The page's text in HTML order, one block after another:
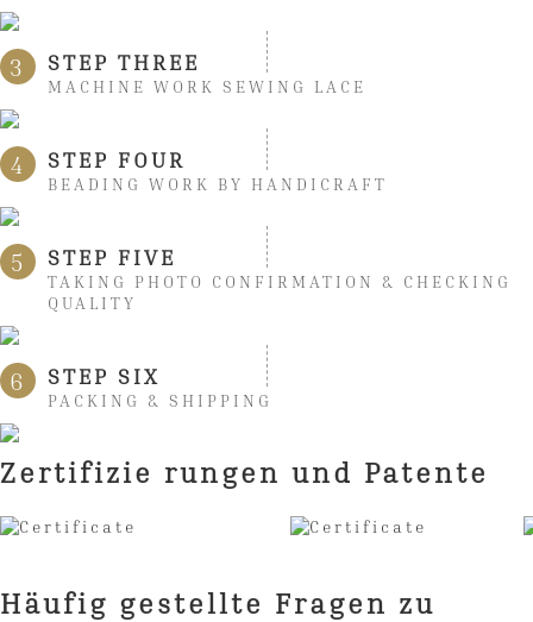
3 STEP THREE
MACHINE WORK SEWING LACE
4 STEP FOUR
BEADING WORK BY HANDICRAFT
5 STEP FIVE
TAKING PHOTO CONFIRMATION & CHECKING
QUALITY
6 STEP SIX
PACKING & SHIPPING
Zertifizie rungen und Patente
Häufig gestellte Fragen zu